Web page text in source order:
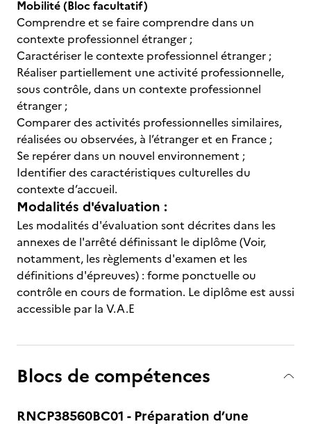
Mobilité (Bloc facultatif)
Comprendre et se faire comprendre dans un
contexte professionnel étranger ;
Caractériser le contexte professionnel étranger ;
Réaliser partiellement une activité professionnelle,
sous contrôle, dans un contexte professionnel
étranger ;
Comparer des activités professionnelles similaires,
réalisées ou observées, à l’étranger et en France ;
Se repérer dans un nouvel environnement ;
Identifier des caractéristiques culturelles du
contexte d’accueil.
Modalités d'évaluation :
Les modalités d'évaluation sont décrites dans les
annexes de l'arrêté définissant le diplôme (Voir,
notamment, les règlements d'examen et les
définitions d'épreuves) : forme ponctuelle ou
contrôle en cours de formation. Le diplôme est aussi
accessible par la V.A.E
Blocs de compétences
RNCP38560BC01 - Préparation d’une